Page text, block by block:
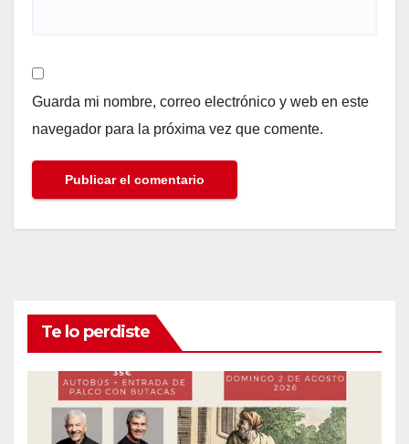
Guarda mi nombre, correo electrónico y web en este
navegador para la próxima vez que comente.
Te lo perdiste